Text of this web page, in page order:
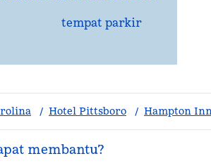
tempat parkir
/ Hotel Pittsboro / Hampton
membantu?